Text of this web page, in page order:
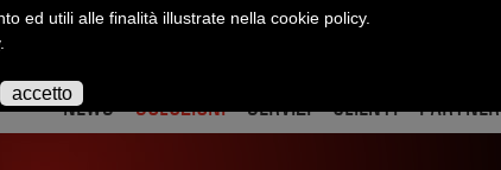
NEWS SOLUZIONI SERVIZI CLIENTI PARTNER
ed utili alle finalità illustrate nella cookie policy.
.
accetto